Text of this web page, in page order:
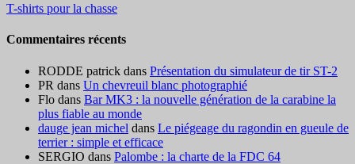
T-shirts pour la chasse
Commentaires récents
RODDE patrick dans Présentation du simulateur de tir ST-2
PR dans Un chevreuil blanc photographié
Flo dans Bar MK3 : la nouvelle génération de la carabine la
plus fiable au monde
dauge jean michel dans Le piégeage du ragondin en gueule de
terrier : simple et efficace
SERGIO dans Palombe : la charte de la FDC 64